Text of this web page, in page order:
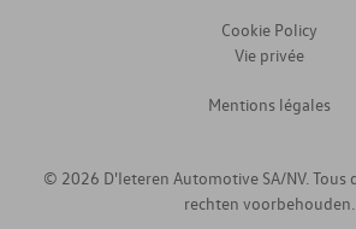
Mentions légales
Cookie Policy
Vie privée
© 2026 D'Ieteren Automotive SA/NV. Tous
rechten voorbehouden.